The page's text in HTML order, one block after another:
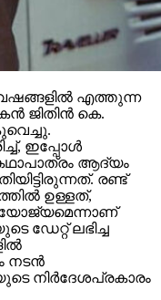
എത്തുന്ന
ജിതിന്‍ കെ.
ഇപ്പോള്‍
കഥാപാത്രം ആദ്യം
രണ്ട്
ഉള്ളത്,
ഡേറ്റ് ലഭിച്ച
നടന്‍
നിര്‍ദേശപ്രകാരം